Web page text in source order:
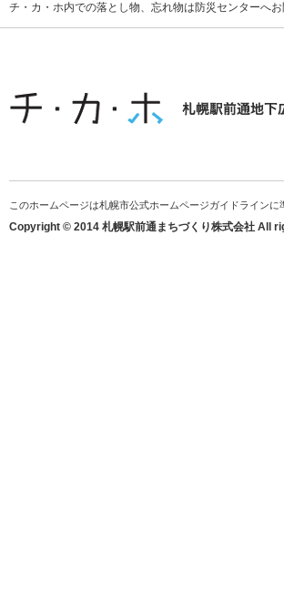
チ・カ・ホ内での落とし物、忘れ物は防災センターへ
このホームページは札幌市公式ホームページガイドラインに
Copyright © 2014 札幌駅前通まちづくり株式会社 All